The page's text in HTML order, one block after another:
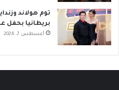
توم هولاند
بريطانيا بحفل
أغسطس 7, 2026